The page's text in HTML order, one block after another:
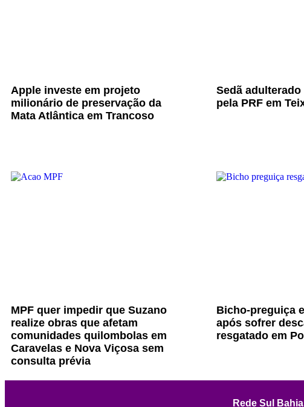
Apple investe em projeto
milionário de preservação da
Mata Atlântica em Trancoso
Sedã
pela PRF em
MPF quer impedir que Suzano
realize obras que afetam
comunidades quilombolas em
Caravelas e Nova Viçosa sem
consulta prévia
Bicho-preguiça
após sofrer
resgatado em
Rede Sul